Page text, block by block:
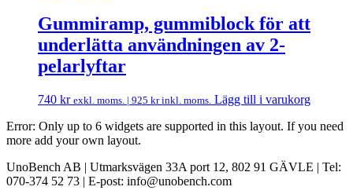
Gummiramp, gummiblock för att
underlätta användningen av 2-
pelarlyftar
740 kr exkl. moms. | 925 krinkl. moms. Lägg till i varukorg
Error: Only up to 6 widgets are supported in this layout. If you need
more add your own layout.
UnoBench AB | Utmarksvägen 33A port 12, 802 91 GÄVLE | Tel:
070-374 52 73 | E-post: info@unobench.com